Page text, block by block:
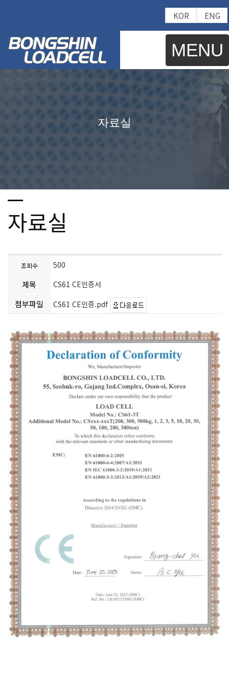
KOR ENG
MENU
자료실
자료실
조회수 500
제목 CS61 CE인증서
첨부파일 CS61 CE인증.pdf